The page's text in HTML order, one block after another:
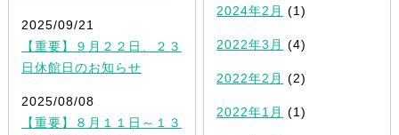
2025/09/21
【重要】９月２２日、２３
日休館日のお知らせ
2025/08/08
【重要】８月１１日～１３
2024年2月 (1)
2022年3月 (4)
2022年2月 (2)
2022年1月 (1)